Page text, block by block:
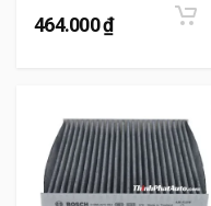
464.000₫